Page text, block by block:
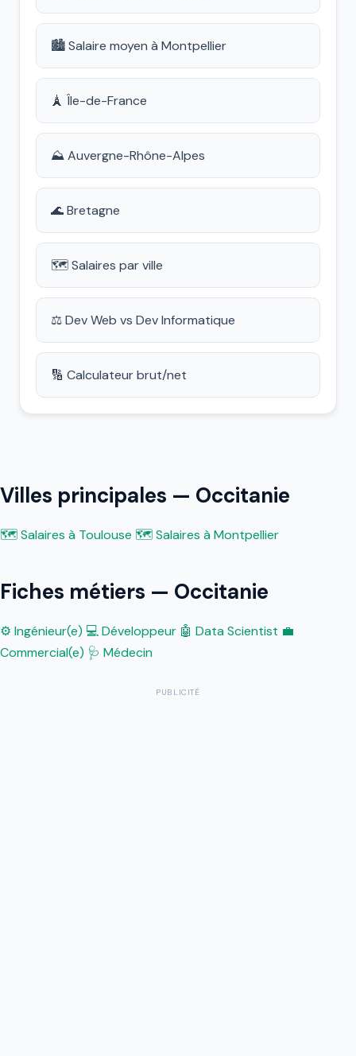
🏙️ Salaire moyen à Montpellier
🗼 Île-de-France
⛰️ Auvergne-Rhône-Alpes
🌊 Bretagne
🗺️ Salaires par ville
⚖️ Dev Web vs Dev Informatique
🔢 Calculateur brut/net
Villes principales — Occitanie
🗺️ Salaires à Toulouse 🗺️ Salaires à Montpellier
Fiches métiers — Occitanie
⚙️ Ingénieur(e) 💻 Développeur 🤖 Data Scientist 💼
Commercial(e) 🩺 Médecin
PUBLICITÉ